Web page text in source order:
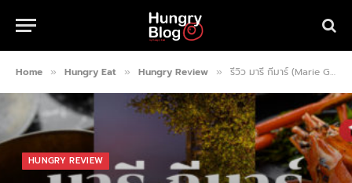
Home » Hungry Eat » Hungry Review » รีวิว มารี กีมาร์ (Marie Guimar) ร้านอาหารไทย ต้นตำรับชาววังขนานแท้!
HUNGRY REVIEW